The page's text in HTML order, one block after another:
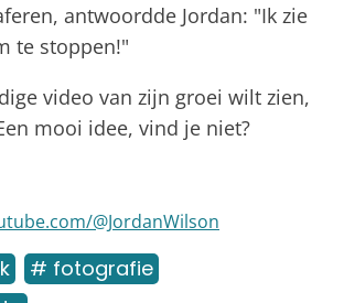
antwoordde Jordan: "Ik zie
te stoppen!"
video van zijn groei wilt zien,
mooi idee, vind je niet?
@JordanWilson
# fotografie